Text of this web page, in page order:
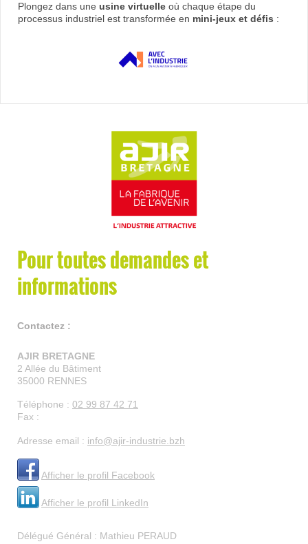
Plongez dans une usine virtuelle où chaque étape du
processus industriel est transformée en mini-jeux et défis :
Pour toutes demandes et
informations
Contactez :
AJIR BRETAGNE
2 Allée du Bâtiment
35000 RENNES
Téléphone : 02 99 87 42 71
Fax :
Adresse email : info@ajir-industrie.bzh
Afficher le profil Facebook
Afficher le profil LinkedIn
Délégué Général : Mathieu PERAUD